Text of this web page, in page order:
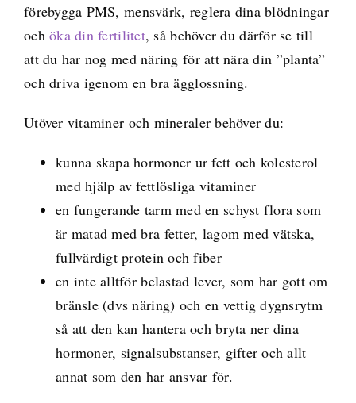
förebygga PMS, mensvärk, reglera dina blödningar
och öka din fertilitet, så behöver du därför se till
att du har nog med näring för att nära din ”planta”
och driva igenom en bra ägglossning.
Utöver vitaminer och mineraler behöver du:
kunna skapa hormoner ur fett och kolesterol
med hjälp av fettlösliga vitaminer
en fungerande tarm med en schyst flora som
är matad med bra fetter, lagom med vätska,
fullvärdigt protein och fiber
en inte alltför belastad lever, som har gott om
bränsle (dvs näring) och en vettig dygnsrytm
så att den kan hantera och bryta ner dina
hormoner, signalsubstanser, gifter och allt
annat som den har ansvar för.